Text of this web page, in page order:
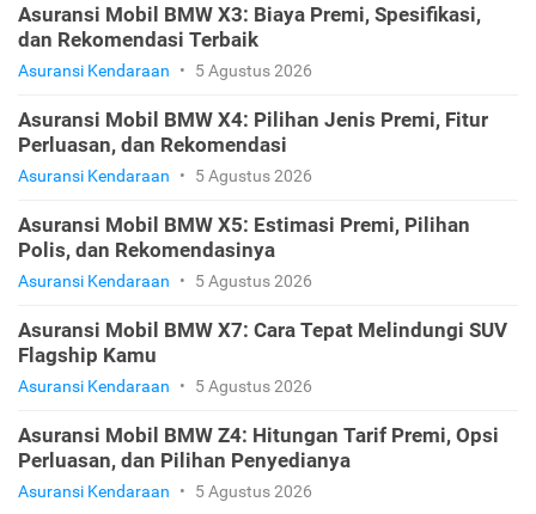
Asuransi Mobil BMW X3: Biaya Premi, Spesifikasi,
dan Rekomendasi Terbaik
Asuransi Kendaraan • 5 Agustus 2026
Asuransi Mobil BMW X4: Pilihan Jenis Premi, Fitur
Perluasan, dan Rekomendasi
Asuransi Kendaraan • 5 Agustus 2026
Asuransi Mobil BMW X5: Estimasi Premi, Pilihan
Polis, dan Rekomendasinya
Asuransi Kendaraan • 5 Agustus 2026
Asuransi Mobil BMW X7: Cara Tepat Melindungi SUV
Flagship Kamu
Asuransi Kendaraan • 5 Agustus 2026
Asuransi Mobil BMW Z4: Hitungan Tarif Premi, Opsi
Perluasan, dan Pilihan Penyedianya
Asuransi Kendaraan • 5 Agustus 2026